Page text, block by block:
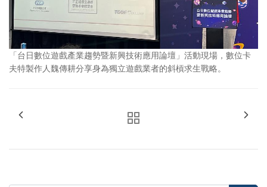
「台日數位遊戲產業趨勢暨新興技術應用論壇」活動現場，數位卡
夫特製作人魏傳耕分享身為獨立遊戲業者的斜槓求生戰略。